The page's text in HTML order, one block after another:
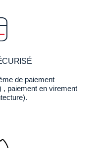
de paiement
paiement en virement